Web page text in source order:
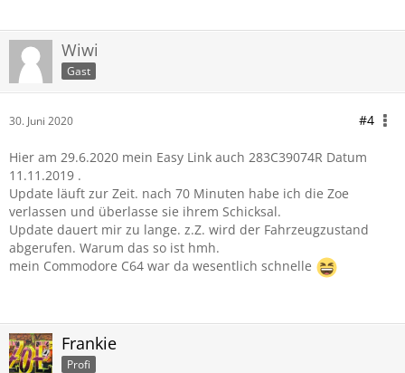
Wiwi
Gast
30. Juni 2020 #4
Hier am 29.6.2020 mein Easy Link auch 283C39074R Datum
11.11.2019 .
Update läuft zur Zeit. nach 70 Minuten habe ich die Zoe
verlassen und überlasse sie ihrem Schicksal.
Update dauert mir zu lange. z.Z. wird der Fahrzeugzustand
abgerufen. Warum das so ist hmh.
mein Commodore C64 war da wesentlich schnelle
Frankie
Profi